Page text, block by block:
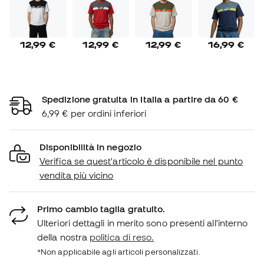
12,99 € 12,99 € 12,99 € 16,99 €
Spedizione gratuita in Italia a partire da 60 €
6,99 € per ordini inferiori
Disponibilità in negozio
Verifica se quest'articolo è disponibile nel punto
vendita più vicino
Primo cambio taglia gratuito.
Ulteriori dettagli in merito sono presenti all'interno
della nostra politica di reso.
*Non applicabile agli articoli personalizzati.